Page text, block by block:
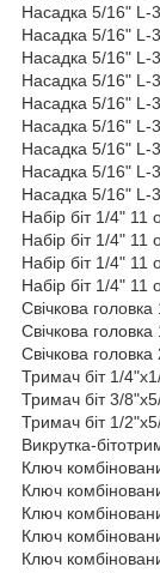
Насадка 5/16"
Насадка 5/16"
Насадка 5/16"
Насадка 5/16"
Насадка 5/16"
Насадка 5/16"
Насадка 5/16" L-
Насадка 5/16" L-
Насадка 5/16"
Набір біт 1/4" 11
Набір біт 1/4" 11
Набір біт 1/4" 11
Набір біт 1/4" 11
Свічкова
Свічкова
Свічкова
Тримач біт 1/
Тримач біт 3/
Тримач біт 1/
Викрутка-
Ключ
Ключ
Ключ
Ключ
Ключ